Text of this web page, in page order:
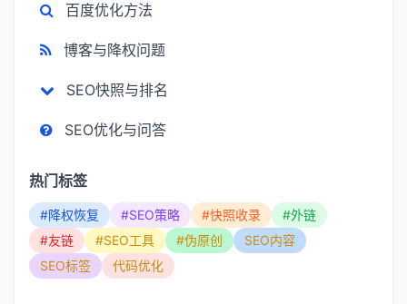
百度优化方法
博客与降权问题
SEO快照与排名
SEO优化与问答
热门标签
#降权恢复 #SEO策略 #快照收录
#外链
#友链
#SEO工具 #伪原创
SEO内容
SEO标签
代码优化